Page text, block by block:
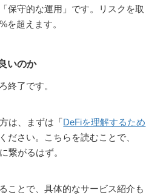
保守的な運用」です。リスクを取
を超えます。
いのか
終了です。
は、まずは「DeFiを理解するため
ださい。こちらを読むことで、
繋がるはず。
ことで、具体的なサービス紹介も